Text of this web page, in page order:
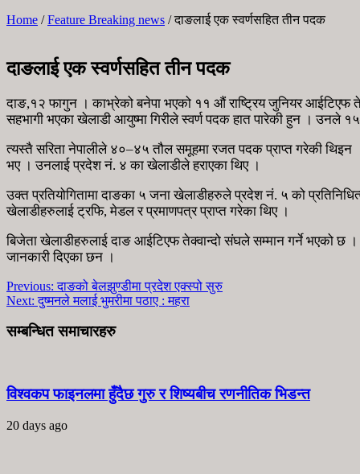
Home /Feature Breaking news /दाङलाई एक स्वर्णसहित तीन पदक
दाङलाई एक स्वर्णसहित तीन पदक
दाङ,१२ फागुन । काभ्रेको बनेपा भएको ११ औं राष्ट्रिय जुनियर आईटिएफ
सहभागी भएका खेलाडी आयुष्मा गिरीले स्वर्ण पदक हात पारेकी हुन ।
त्यस्तै सरिता नेपालीले ४०–४५ तौल समूहमा रजत पदक प्राप्त गरेकी
भए । उनलाई प्रदेश नं. ४ का खेलाडीले हराएका थिए ।
उक्त प्रतियोगितामा दाङका ५ जना खेलाडीहरुले प्रदेश नं. ५ को
खेलाडीहरुलाई ट्रफि, मेडल र प्रमाणपत्र प्राप्त गरेका थिए ।
बिजेता खेलाडीहरुलाई दाङ आईटिएफ तेक्वान्दो संघले सम्मान गर्ने भएको छ
जानकारी दिएका छन ।
Previous: दाङको बेलझुण्डीमा प्रदेश एक्स्पो सुरु
Next: दुष्मनले मलाई भुमरीमा पठाए : महरा
सम्बन्धित समाचारहरु
विश्वकप फाइनलमा हुँदैछ गुरु र शिष्यबीच रणनीतिक भिडन्त
20 days ago